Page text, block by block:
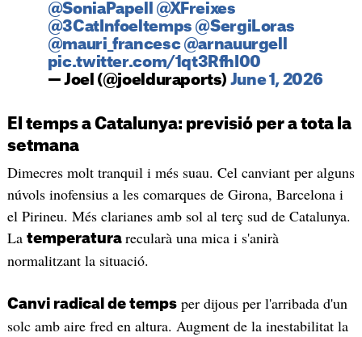
@SoniaPapell
@XFreixes
@3CatInfoeltemps @SergiLoras
@mauri_francesc @arnauurgell
pic.twitter.com/1qt3RfhI00
— Joel (@joelduraports) June 1, 2026
El temps a Catalunya: previsió per a tota la
setmana
Dimecres molt tranquil i més suau. Cel canviant per alguns
núvols inofensius a les comarques de Girona, Barcelona i
el Pirineu. Més clarianes amb sol al terç sud de Catalunya.
La temperatura recularà una mica i s'anirà
normalitzant la situació.
Canvi radical de tempsper dijous per l'arribada d'un
solc amb aire fred en altura. Augment de la inestabilitat la